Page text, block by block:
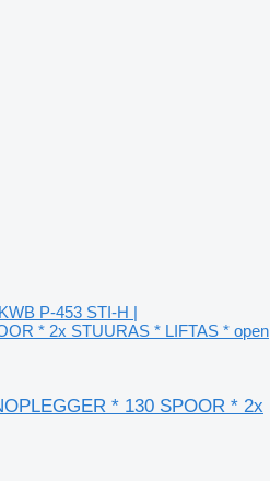
KWB P-453 STI-H |
* 2x STUURAS * LIFTAS * open
* 130 SPOOR * 2x